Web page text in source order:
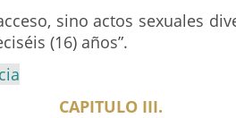
sino actos sexuales
(16) años”.
CAPITULO III.